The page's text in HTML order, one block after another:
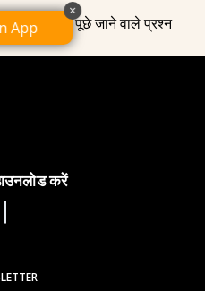
करें पूछे जाने वाले प्रश्न
करें
App
×